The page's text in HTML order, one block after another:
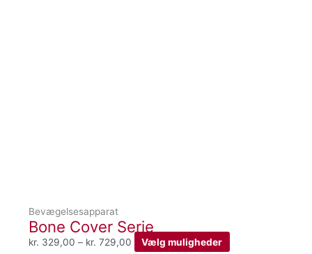
Bevægelsesapparat
Bone Cover Serie
kr. 329,00 – kr. 729,00 Vælg muligheder